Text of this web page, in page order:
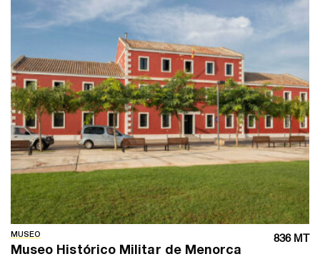
MUSEO 836 MT
Museo Histórico Militar de Menorca